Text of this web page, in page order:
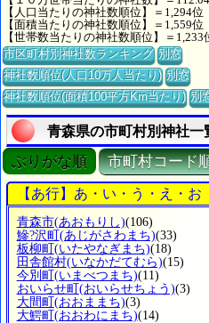
【人口当たりの神社数順位】＝1,294位
【面積当たりの神社数順位】＝1,559位
【世帯数当たりの神社数順位】＝1,233
市区町村別神社数ランキング 別窓
神社数順位(人口10万人当たり) 別窓
神社数順位(面積100平方Km当たり) 別
青森県の市町村別神社一
ぶりがな順 市町村コード
【あ行】あ・い・う・え・お
青森市(あおもりし)(106)
鰺?沢町(あじがさわまち)(33)
板柳町(いたやなぎまち)(18)
田舎館村(いなかだてむら)(15)
今別町(いまべつまち)(11)
おいらせ町(おいらせちょう)(3)
大間町(おおままち)(3)
大鰐町(おおわにまち)(14)